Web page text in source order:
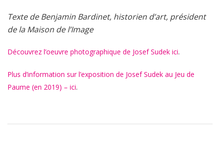
Texte de Benjamin Bardinet, historien d’art, président
de la Maison de l’Image
Découvrez l’oeuvre photographique de Josef Sudek ici.
Plus d’information sur l’exposition de Josef Sudek au Jeu de
Paume (en 2019) – ici.